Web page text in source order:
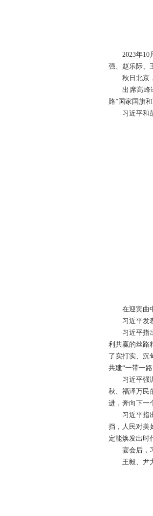
2023年
强、赵乐际、
秋日北京
出席高峰
路”国家国旗
习近平和
在迎宾曲
习近平发
习近平指
利共赢的丝路
了实打实、沉
共建“一带一
习近平强
秋、福泽万民
进，奔向下一
习近平指
挡，人民对美
定能焕发出时
宴会后，
王毅、尹